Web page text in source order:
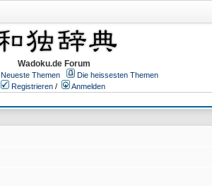
Wadoku.de Forum
Neueste Themen
Die heissesten Themen
Registrieren /
Anmelden